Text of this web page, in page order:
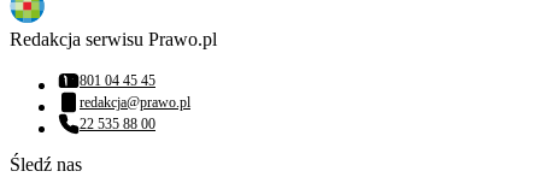
Redakcja serwisu Prawo.pl
Numer telefonu:
801 04 45 45
Adres email:
redakcja@prawo.pl
Numer telefonu:
22 535 88 00
Śledź nas